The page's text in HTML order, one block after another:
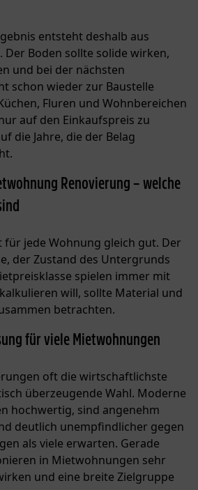
entsteht deshalb aus
Der Boden sollte solide wirken,
und bei der nächsten
schon wieder zur Baustelle
Fluren und Wohnbereichen
auf den Einkaufspreis zu
die Jahre, die der Belag
Renovierung – welche
für jede Wohnung gleich gut. Der
der Zustand des Untergrunds
spielen immer mit
will, sollte Material und
betrachten.
für viele Mietwohnungen
oft die wirtschaftlichste
überzeugende Wahl. Moderne
hochwertig, sind angenehm
deutlich unempfindlicher gegen
als viele erwarten. Gerade
in Mietwohnungen sehr
und eine breite Zielgruppe